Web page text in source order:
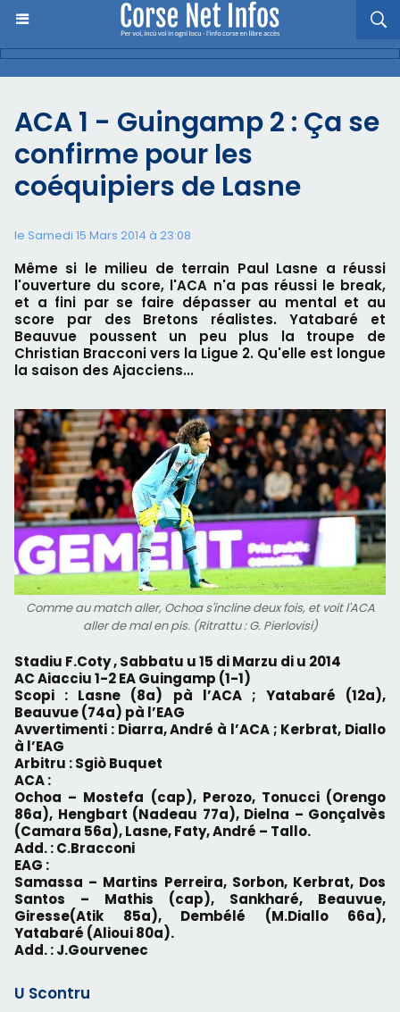
ACA 1 - Guingamp 2 : Ça se
confirme pour les
coéquipiers de Lasne
le Samedi 15 Mars 2014 à 23:08
Même si le milieu de terrain Paul Lasne a réussi
l'ouverture du score, l'ACA n'a pas réussi le break,
et a fini par se faire dépasser au mental et au
score par des Bretons réalistes. Yatabaré et
Beauvue poussent un peu plus la troupe de
Christian Bracconi vers la Ligue 2. Qu'elle est longue
la saison des Ajacciens...
Comme au match aller, Ochoa s'incline deux fois, et voit l'ACA
aller de mal en pis. (Ritrattu : G. Pierlovisi)
Stadiu F.Coty , Sabbatu u 15 di Marzu di u 2014
AC Aiacciu 1-2 EA Guingamp (1-1)
Scopi : Lasne (8a) pà l’ACA ; Yatabaré (12a),
Beauvue (74a) pà l’EAG
Avvertimenti : Diarra, André à l’ACA ; Kerbrat, Diallo
à l’EAG
Arbitru : Sgiò Buquet
ACA :
Ochoa – Mostefa (cap), Perozo, Tonucci (Orengo
86a), Hengbart (Nadeau 77a), Dielna – Gonçalvès
(Camara 56a), Lasne, Faty, André – Tallo.
Add. : C.Bracconi
EAG :
Samassa – Martins Perreira, Sorbon, Kerbrat, Dos
Santos – Mathis (cap), Sankharé, Beauvue,
Giresse(Atik 85a), Dembélé (M.Diallo 66a),
Yatabaré (Alioui 80a).
Add. : J.Gourvenec
U Scontru